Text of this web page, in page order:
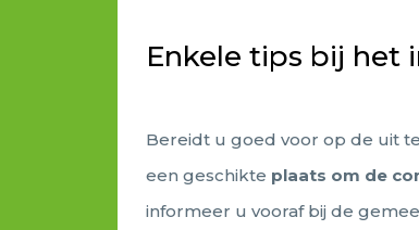
Enkele tips bij het
Bereidt u goed voor op de uit
een geschikte plaats om de
informeer u vooraf bij de